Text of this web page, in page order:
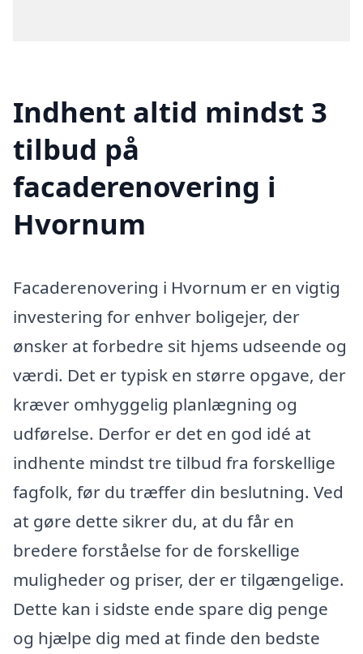
Indhent altid mindst 3
tilbud på
facaderenovering i
Hvornum
Facaderenovering i Hvornum er en vigtig
investering for enhver boligejer, der
ønsker at forbedre sit hjems udseende og
værdi. Det er typisk en større opgave, der
kræver omhyggelig planlægning og
udførelse. Derfor er det en god idé at
indhente mindst tre tilbud fra forskellige
fagfolk, før du træffer din beslutning. Ved
at gøre dette sikrer du, at du får en
bredere forståelse for de forskellige
muligheder og priser, der er tilgængelige.
Dette kan i sidste ende spare dig penge
og hjælpe dig med at finde den bedste